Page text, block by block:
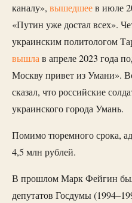
каналу», вышедшеев июле
«Путин уже достал всех».
украинским политологом
вышлав апреле 2023 года
Москву привет из Умани».
сказал, что российские
украинского города Умань.
Помимо тюремного срока,
4,5 млн рублей.
В прошлом Марк Фейгин
депутатов Госдумы